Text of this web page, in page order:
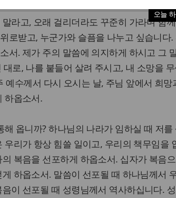
오늘
기 힘들 때 조금만 더 힘내라고 응원해주
라고, 오래 걸리더라도 꾸준히 가라며 함
로받고, 누군가와 슬픔을 나누고 싶습니다
서. 제가 주의 말씀에 의지하게 하시고 그
로, 나를 붙들어 살려 주시고, 내 소망을
예수께서 다시 오시는 날, 주님 앞에서 희망
하옵소서.
옵니까? 하나님의 나라가 임하실 때 저를
리가 항상 힘쓸 일이고, 우리의 책무임을
복음을 선포하게 하옵소서. 십자가 복음
하옵소서. 말씀이 선포될 때 하나님께서
이 선포될 때 성령님께서 역사하십니다.